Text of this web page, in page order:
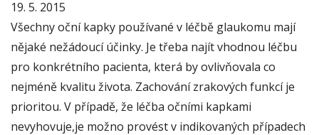
19. 5. 2015
Všechny oční kapky používané v léčbě glaukomu mají
nějaké nežádoucí účinky. Je třeba najít vhodnou léčbu
pro konkrétního pacienta, která by ovlivňovala co
nejméně kvalitu života. Zachování zrakových funkcí je
prioritou. V případě, že léčba očními kapkami
nevyhovuje,je možno provést v indikovaných případech